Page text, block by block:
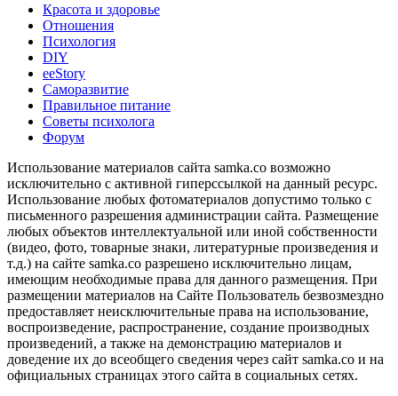
Красота и здоровье
Отношения
Психология
DIY
ееStory
Саморазвитие
Правильное питание
Советы психолога
Форум
Использование материалов сайта samka.co возможно
исключительно с активной гиперссылкой на данный ресурс.
Использование любых фотоматериалов допустимо только с
письменного разрешения администрации сайта. Размещение
любых объектов интеллектуальной или иной собственности
(видео, фото, товарные знаки, литературные произведения и
т.д.) на сайте samka.co разрешено исключительно лицам,
имеющим необходимые права для данного размещения. При
размещении материалов на Сайте Пользователь безвозмездно
предоставляет неисключительные права на использование,
воспроизведение, распространение, создание производных
произведений, а также на демонстрацию материалов и
доведение их до всеобщего сведения через сайт samka.co и на
официальных страницах этого сайта в социальных сетях.